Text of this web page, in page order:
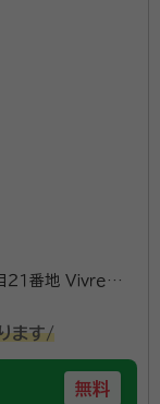
ｖｒｅ御器
ます/
無料